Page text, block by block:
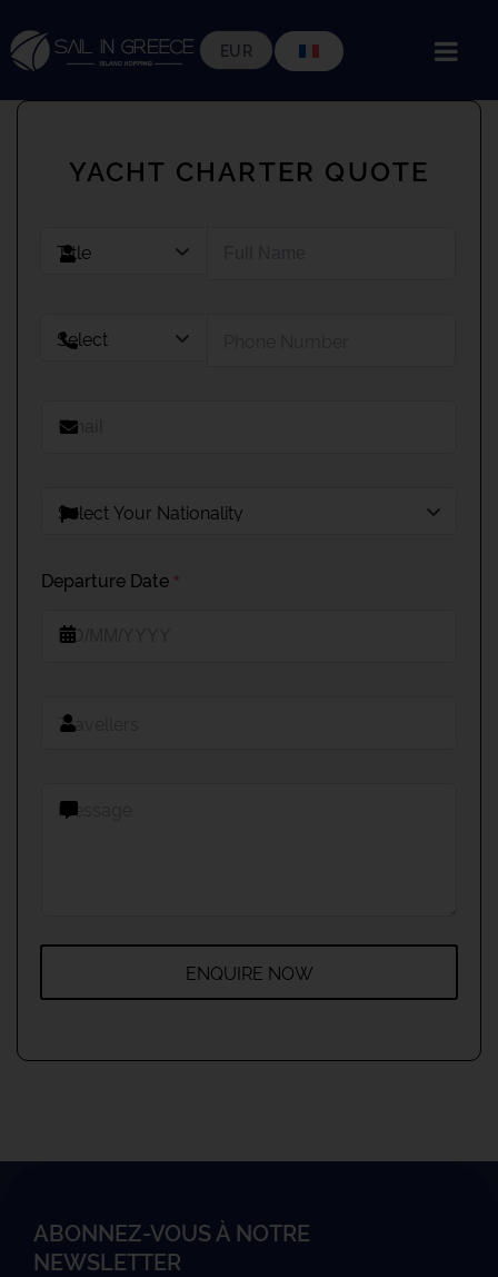
YACHT CHARTER QUOTE
Departure Date *
ENQUIRE NOW
ABONNEZ-VOUS À NOTRE
NEWSLETTER